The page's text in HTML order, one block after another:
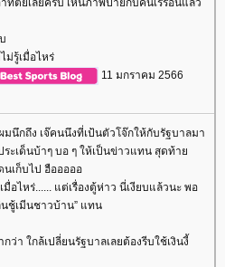
ทิตย์เลยครับ เห็นภาพป้ายกับคนเร่ร่อนแล้ว
ม่รู้เมื่อไหร่
11 มกราคม 2566
มนึกถึง เจ๊คนนึงที่เป้นตัวโจ๊กให้กับรัฐบาลมา
ระเด็นบ้าๆ บอ ๆ ให้เป็นข่าวแทน สุดท้า
นเก็บไป ฮือออออ
อไหร่...... แต่เรื่องตู้ห่าว นี่เงียบแล้วนะ พอ
นชู้เมีนชาวบ้าน” แทน
ว่า ใกล้เปลี่ยนรัฐบาลเลยต้องรีบใช้เงินงี้